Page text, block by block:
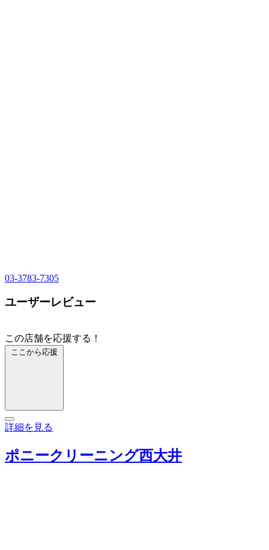
03-3783-7305
ユーザーレビュー
この店舗を応援する！
ここから応援
詳細を見る
ポニークリーニング西大井